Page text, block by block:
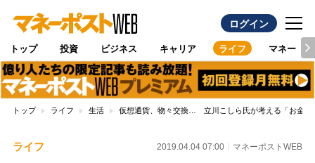
ログイン
トップ 投資 ビジネス キャリア ライフ マネー
トップ ライフ 生活 仮想通貨、物々交換… 立川こしら氏が考える「お金の
ライフ 2019.04.04 07:00 マネーポストWEB